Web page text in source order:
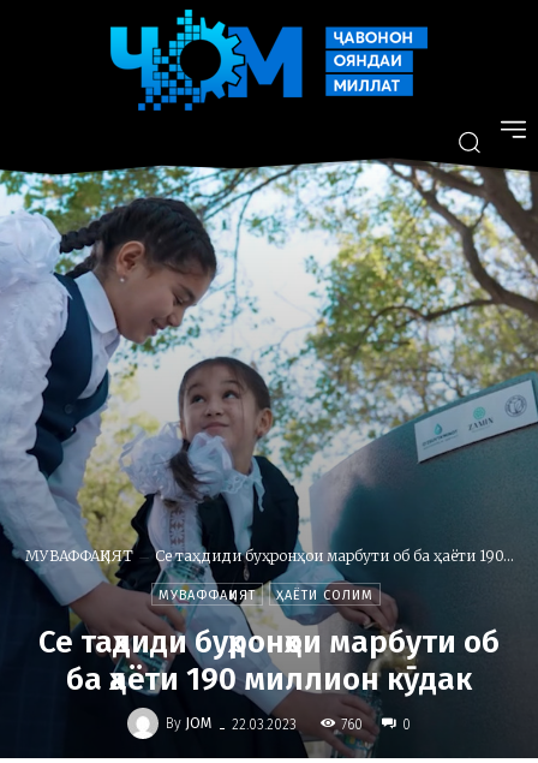
МУВАФФАҚИЯТ Се таҳдиди буҳронҳои марбути об ба ҳаёти 190...
МУВАФФАҚИЯТ ҲАЁТИ СОЛИМ
Се таҳдиди буҳронҳои марбути об
ба ҳаёти 190 миллион кӯдак
By JOM - 22.03.2023 760 0